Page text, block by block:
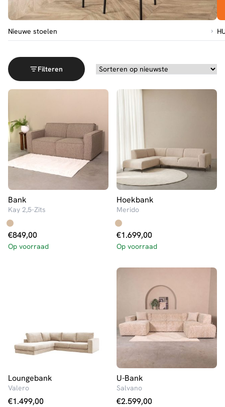
Nieuwe stoelen
Filteren
Bank
Kay 2,5-Zits
€849,00
Op voorraad
Hoekbank
Merido
€1.699,00
Op voorraad
Loungebank
Valero
€1.499,00
U-Bank
Salvano
€2.599,00